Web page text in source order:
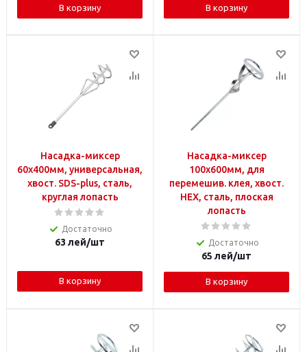
В корзину В корзину
Насадка-миксер
60x400мм, универсальная,
хвост. SDS-plus, сталь,
круглая лопасть
Достаточно
63 лей/шт
В корзину
Насадка-миксер
100х600мм, для
перемешив. клея, хвост.
HEX, сталь, плоская
лопасть
Достаточно
65 лей/шт
В корзину